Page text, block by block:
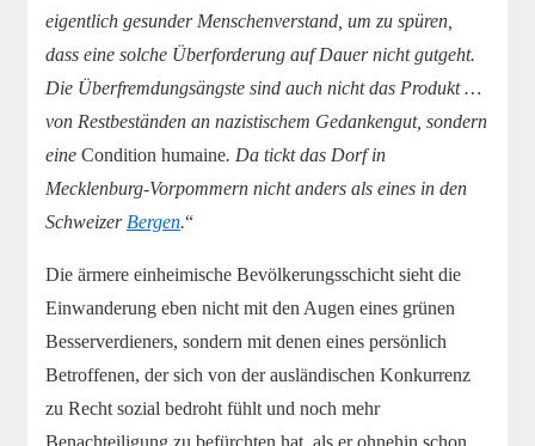
eigentlich gesunder Menschenverstand, um zu spüren,
dass eine solche Überforderung auf Dauer nicht gutgeht.
Die Überfremdungsängste sind auch nicht das Produkt …
von Restbeständen an nazistischem Gedankengut, sondern
eine Condition humaine. Da tickt das Dorf in
Mecklenburg-Vorpommern nicht anders als eines in den
Schweizer Bergen.“
Die ärmere einheimische Bevölkerungsschicht sieht die
Einwanderung eben nicht mit den Augen eines grünen
Besserverdieners, sondern mit denen eines persönlich
Betroffenen, der sich von der ausländischen Konkurrenz
zu Recht sozial bedroht fühlt und noch mehr